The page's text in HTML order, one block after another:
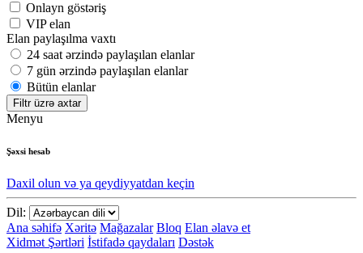
Onlayn göstəriş
VIP elan
Elan paylaşılma vaxtı
24 saat ərzində paylaşılan elanlar
7 gün ərzində paylaşılan elanlar
Bütün elanlar
Filtr üzrə axtar
Menyu
Şəxsi hesab
Daxil olun və ya qeydiyyatdan keçin
Dil:
Ana səhifə Xəritə Mağazalar Bloq Elan əlavə et
Xidmət Şərtləri İstifadə qaydaları Dəstək